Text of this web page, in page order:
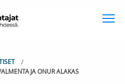
ONUR ALAKAS